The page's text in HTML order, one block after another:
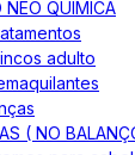
NEO QUIMICA
adulto
( NO